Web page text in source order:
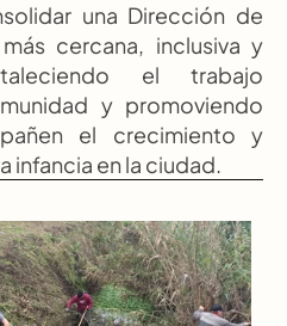
una Dirección de
cercana, inclusiva y
el trabajo
y promoviendo
el crecimiento y
infancia en la ciudad.